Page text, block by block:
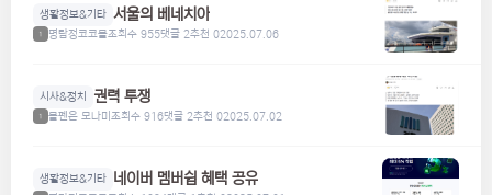
생활정보&기타 서울의 베네치아
1 명탐정코코볼조회수 955댓글 2추천 02025.07.06
시사&정치 권력 투쟁
1 볼펜은 모나미 조회수 916댓글 2추천 02025.07.02
생활정보&기타 네이버 멤버쉽 혜택 공유